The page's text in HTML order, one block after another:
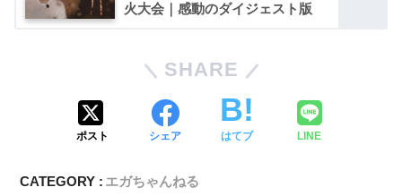
火大会｜感動のダイジェスト版
SHARE
ポスト シェア はてブ LINE
CATEGORY : エガちゃんねる